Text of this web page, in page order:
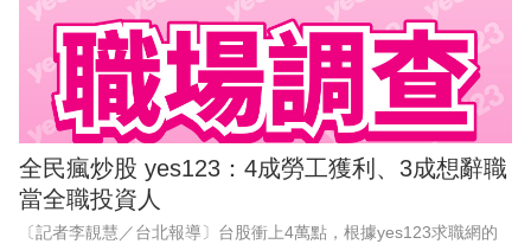
全民瘋炒股 yes123：4成勞工獲利、3成想辭職
當全職投資人
〔記者李靚慧／台北報導〕台股衝上4萬點，根據yes123求職網的